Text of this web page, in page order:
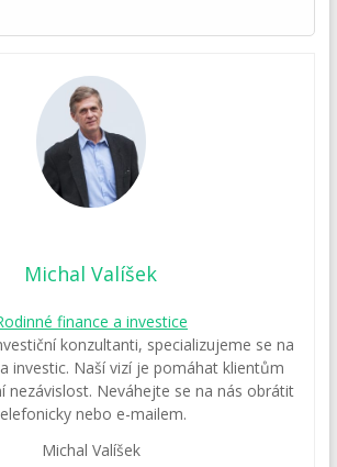
Michal Valíšek
finance a investice
konzultanti, specializujeme se na
investic. Naší vizí je pomáhat klientům
nezávislost. Neváhejte se na nás obrátit
nebo e-mailem.
Michal Valíšek